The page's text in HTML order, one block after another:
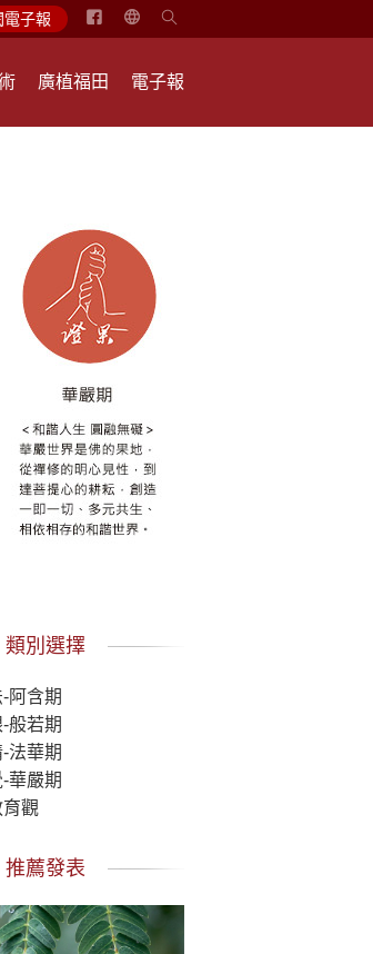
電子報
简
中
廣植福田 電子報
類別選擇
-阿含期
-般若期
-法華期
-華嚴期
育觀
推薦發表